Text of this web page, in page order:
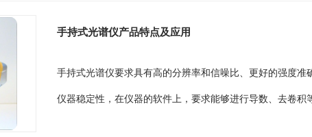
手持式光谱仪产品特点及应用
手持式光谱仪要求具有高的分辨率和信噪比、更好的强度
仪器稳定性，在仪器的软件上，要求能够进行导数、去卷积